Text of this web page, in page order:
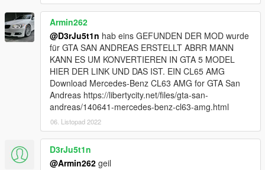
Armin262
@D3rJu5t1n hab eins GEFUNDEN DER MOD wurde
für GTA SAN ANDREAS ERSTELLT ABRR MANN
KANN ES UM KONVERTIEREN IN GTA 5 MODEL
HIER DER LINK UND DAS IST. EIN CL65 AMG
Download Mercedes-Benz CL63 AMG for GTA San
Andreas https://libertycity.net/files/gta-san-
andreas/140641-mercedes-benz-cl63-amg.html
06. Listopad 2022
D3rJu5t1n
@Armin262 geil